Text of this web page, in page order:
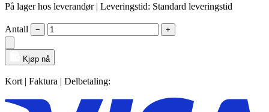
På lager hos leverandør | Leveringstid: Standard leveringstid
Antall − +
Kjøp nå
Kort | Faktura | Delbetaling: